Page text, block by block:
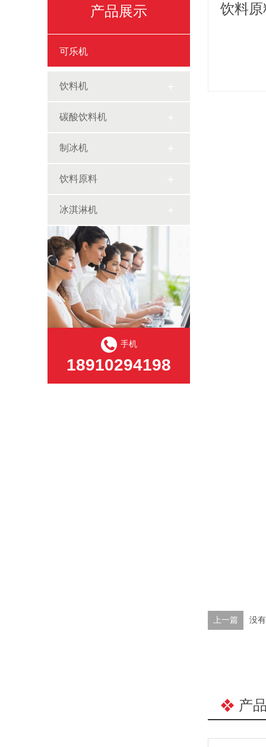
产品展示
可乐机
饮料机
碳酸饮料机
制冰机
饮料原料
冰淇淋机
手机
18910294198
饮料原
上一篇 没
产